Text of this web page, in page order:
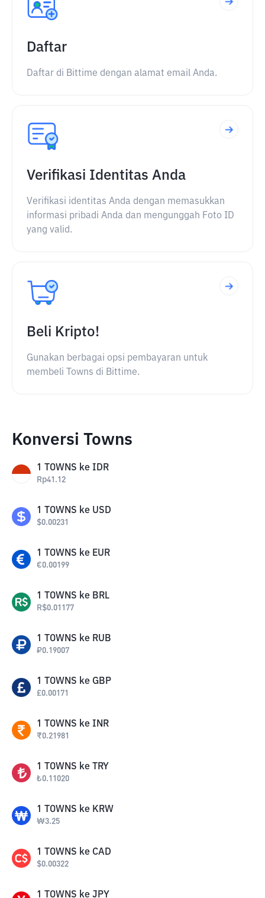
Daftar
Daftar di Bittime dengan alamat email Anda.
Verifikasi Identitas Anda
Verifikasi identitas Anda dengan memasukkan
informasi pribadi Anda dan mengunggah Foto ID
yang valid.
Beli Kripto!
Gunakan berbagai opsi pembayaran untuk
membeli Towns di Bittime.
Konversi Towns
1 TOWNS ke IDR
Rp41.12
1 TOWNS ke USD
$0.00231
1 TOWNS ke EUR
€0.00199
1 TOWNS ke BRL
R$0.01177
1 TOWNS ke RUB
₽0.19007
1 TOWNS ke GBP
£0.00171
1 TOWNS ke INR
₹0.21981
1 TOWNS ke TRY
₺0.11020
1 TOWNS ke KRW
₩3.25
1 TOWNS ke CAD
$0.00322
1 TOWNS ke JPY